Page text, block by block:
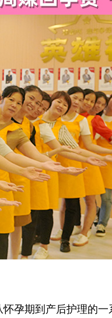
期到产后护理的一